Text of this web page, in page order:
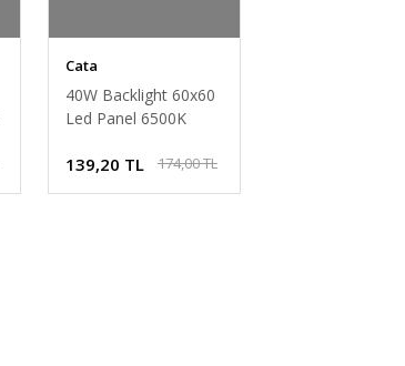
Cata
40W Backlight 60x60
Led Panel 6500K
139,20 TL 174,00 TL